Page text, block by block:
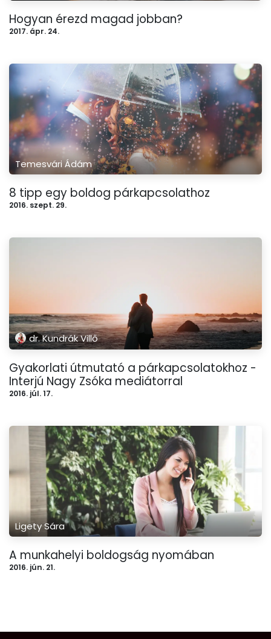
Hogyan érezd magad jobban?
2017. ápr. 24.
Temesvári Ádám
8 tipp egy boldog párkapcsolathoz
2016. szept. 29.
dr. Kundrák Villő
Gyakorlati útmutató a párkapcsolatokhoz -
Interjú Nagy Zsóka mediátorral
2016. júl. 17.
Ligety Sára
A munkahelyi boldogság nyomában
2016. jún. 21.